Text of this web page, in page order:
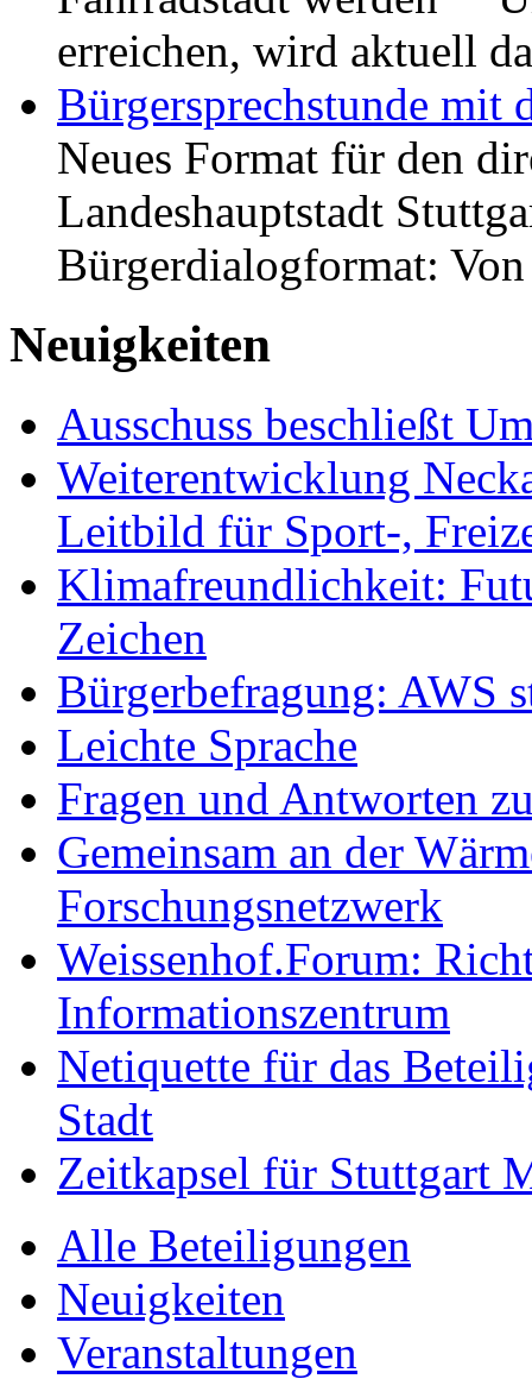
erreichen, wird aktuell
Bürgersprechstunde mit
Neues Format für den
Landeshauptstadt
Bürgerdialogformat:
Neuigkeiten
Ausschuss beschließt
Weiterentwicklung
Leitbild für Sport-,
Klimafreundlichkeit:
Zeichen
Bürgerbefragung: AWS
Leichte Sprache
Fragen und Antworten
Gemeinsam an der
Forschungsnetzwerk
Weissenhof.Forum:
Informationszentrum
Netiquette für das
Stadt
Zeitkapsel für Stuttgart
Alle Beteiligungen
Neuigkeiten
Veranstaltungen